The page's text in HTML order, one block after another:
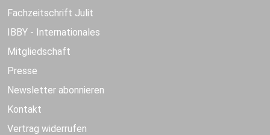
Fachzeitschrift Julit
IBBY - Internationales
Mitgliedschaft
Presse
Newsletter abonnieren
Kontakt
Vertrag widerrufen